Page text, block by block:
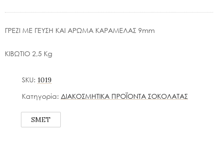
ΓΡΕΖΙ ΜΕ ΓΕΥΣΗ ΚΑΙ ΑΡΩΜΑ ΚΑΡΑΜΕΛΑΣ 9mm
ΚΙΒΩΤΙΟ 2,5 Kg
SKU: 1019
Κατηγορία: ΔΙΑΚΟΣΜΗΤΙΚΑ ΠΡΟΪΟΝΤΑ ΣΟΚΟΛΑΤΑΣ
SMET